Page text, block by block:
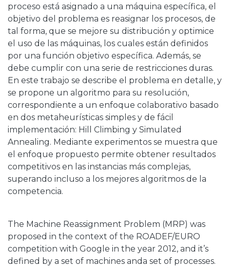
proceso está asignado a una máquina específica, el
objetivo del problema es reasignar los procesos, de
tal forma, que se mejore su distribución y optimice
el uso de las máquinas, los cuales están definidos
por una función objetivo específica. Además, se
debe cumplir con una serie de restricciones duras.
En este trabajo se describe el problema en detalle, y
se propone un algoritmo para su resolución,
correspondiente a un enfoque colaborativo basado
en dos metaheurísticas simples y de fácil
implementación: Hill Climbing y Simulated
Annealing. Mediante experimentos se muestra que
el enfoque propuesto permite obtener resultados
competitivos en las instancias más complejas,
superando incluso a los mejores algoritmos de la
competencia.
The Machine Reassignment Problem (MRP) was
proposed in the context of the ROADEF/EURO
competition with Google in the year 2012, and it’s
defined by a set of machines anda set of processes.